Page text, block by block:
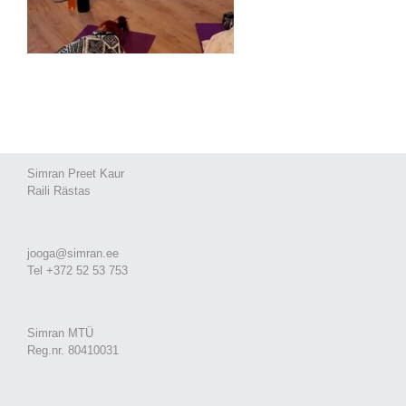
Simran Preet Kaur
Raili Rästas
jooga@simran.ee
Tel +372 52 53 753
Simran MTÜ
Reg.nr. 80410031